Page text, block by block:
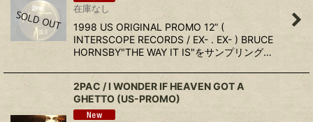
在庫なし
1998 US ORIGINAL PROMO 12” (
INTERSCOPE RECORDS / EX- . EX- ) BRUCE
HORNSBY"THE WAY IT IS"をサンプリング…
2PAC ‎/ I WONDER IF HEAVEN GOT A
GHETTO (US-PROMO)